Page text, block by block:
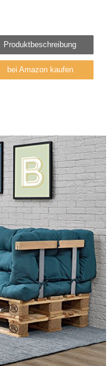
Produktbeschreibung
bei Amazon kaufen